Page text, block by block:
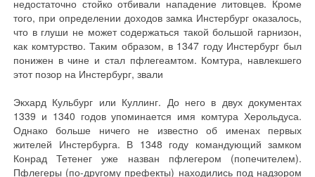
недостаточно стойко отбивали нападение литовцев. Кроме
того, при определении доходов замка Инстербург оказалось,
что в глуши не может содержаться такой большой гарнизон,
как комтурство. Таким образом, в 1347 году Инстербург был
понижен в чине и стал пфлегеамтом. Комтура, навлекшего
этот позор на Инстербург, звали
Экхард Кульбург или Куллинг. До него в двух документах
1339 и 1340 годов упоминается имя комтура Херольдуса.
Однако больше ничего не известно об именах первых
жителей Инстербурга. В 1348 году командующий замком
Конрад Тетенег уже назван пфлегером (попечителем).
Пфлегеры (по-другому префекты) находились под надзором